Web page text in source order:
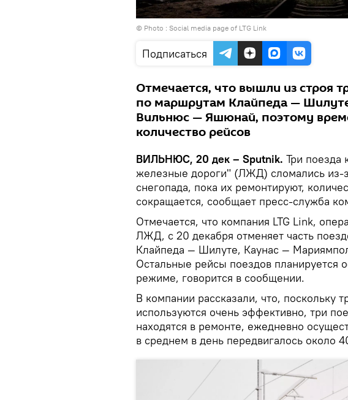
© Photo : Social media page of LTG Link
Подписаться
Отмечается, что вышли из строя
по маршрутам Клайпеда —
Вильнюс — Яшюнай, поэтому
количество рейсов
ВИЛЬНЮС, 20 дек – Sputnik. Три поезда
железные дороги" (ЛЖД) сломались из-
снегопада, пока их ремонтируют,
сокращается, сообщает пресс-служба
Отмечается, что компания LTG Link,
ЛЖД, с 20 декабря отменяет часть
Клайпеда — Шилуте, Каунас —
Остальные рейсы поездов планируется
режиме, говорится в сообщении.
В компании рассказали, что, поскольку
используются очень эффективно, три
находятся в ремонте, ежедневно
в среднем в день передвигалось около